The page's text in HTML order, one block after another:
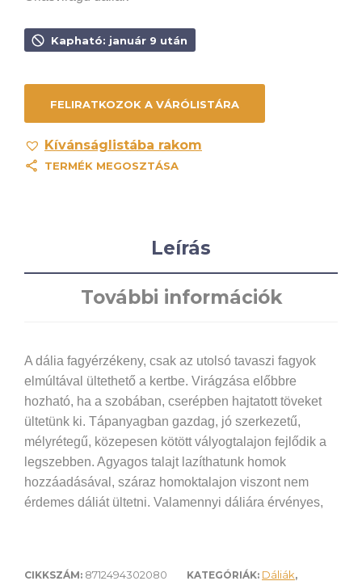
Kapható: január 9 után
Kívánságlistába rakom
TERMÉK MEGOSZTÁSA
Leírás
További információk
A dália fagyérzékeny, csak az utolsó tavaszi fagyok
elmúltával ültethető a kertbe. Virágzása előbbre
hozható, ha a szobában, cserépben hajtatott töveket
ültetünk ki. Tápanyagban gazdag, jó szerkezetű,
mélyrétegű, közepesen kötött vályogtalajon fejlődik a
legszebben. Agyagos talajt lazíthatunk homok
hozzáadásával, száraz homoktalajon viszont nem
érdemes dáliát ültetni. Valamennyi dáliára érvényes,
CIKKSZÁM: 8712494302080 KATEGÓRIÁK: Dáliák,